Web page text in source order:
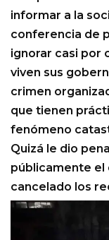
informar a la
conferencia de
ignorar casi por
viven sus
crimen
que tienen
fenómeno
Quizá le dio
públicamente el
cancelado los